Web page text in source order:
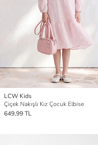
LCW Kids
Çiçek Nakışlı Kız Çocuk Elbise
649,99 TL